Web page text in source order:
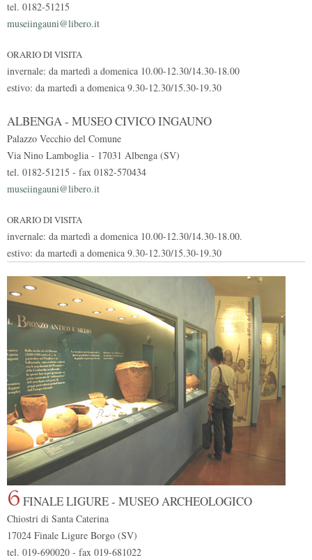
tel. 0182-51215
museiingauni@libero.it
ORARIO DI VISITA
invernale: da martedì a domenica 10.00-12.30/14.30-18.00
estivo: da martedì a domenica 9.30-12.30/15.30-19.30
ALBENGA - MUSEO CIVICO INGAUNO
Palazzo Vecchio del Comune
Via Nino Lamboglia - 17031 Albenga (SV)
tel. 0182-51215 - fax 0182-570434
museiingauni@libero.it
ORARIO DI VISITA
invernale: da martedì a domenica 10.00-12.30/14.30-18.00.
estivo: da martedì a domenica 9.30-12.30/15.30-19.30
6 FINALE LIGURE - MUSEO ARCHEOLOGICO
Chiostri di Santa Caterina
17024 Finale Ligure Borgo (SV)
tel. 019-690020 - fax 019-681022